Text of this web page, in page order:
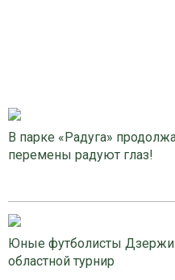
В парке «Радуга»
перемены радуют глаз!
Юные футболисты
областной турнир